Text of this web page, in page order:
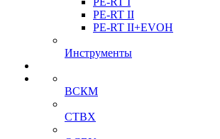
PE-RT II
PE-RT II+EVOH
Инструменты
ВСКМ
СТВХ